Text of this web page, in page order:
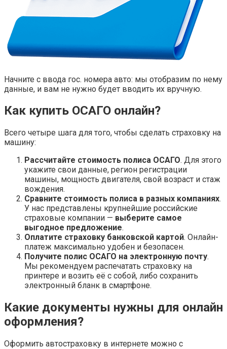
Начните с ввода гос. номера авто: мы отобразим по нему
данные, и вам не нужно будет вводить их вручную.
Как купить ОСАГО онлайн?
Всего четыре шага для того, чтобы сделать страховку на
машину:
Рассчитайте стоимость полиса ОСАГО. Для этого
укажите свои данные, регион регистрации
машины, мощность двигателя, свой возраст и стаж
вождения.
Сравните стоимость полиса в разных компаниях.
У нас представлены крупнейшие российские
страховые компании — выберите самое
выгодное предложение.
Оплатите страховку банковской картой. Онлайн-
платеж максимально удобен и безопасен.
Получите полис ОСАГО на электронную почту.
Мы рекомендуем распечатать страховку на
принтере и возить её с собой, либо сохранить
электронный бланк в смартфоне.
Какие документы нужны для онлайн
оформления?
Оформить автостраховку в интернете можно с